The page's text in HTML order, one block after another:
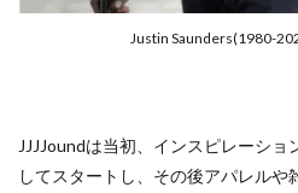
Justin Saunders(1980-
JJJJoundは当初、インスピレーショ
してスタートし、その後アパレルや